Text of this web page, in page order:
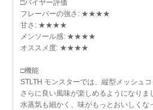
□バイヤー評価
フレーバーの強さ: ★★★★
甘さ: ★★★★
メンソール感: ★★★★
オススメ度: ★★★★
□機能
STLTH モンスターでは、縦型メッシュコ
さらに良い風味が楽しめるようになりま
水蒸気も細かく、味がもっとおいしくな